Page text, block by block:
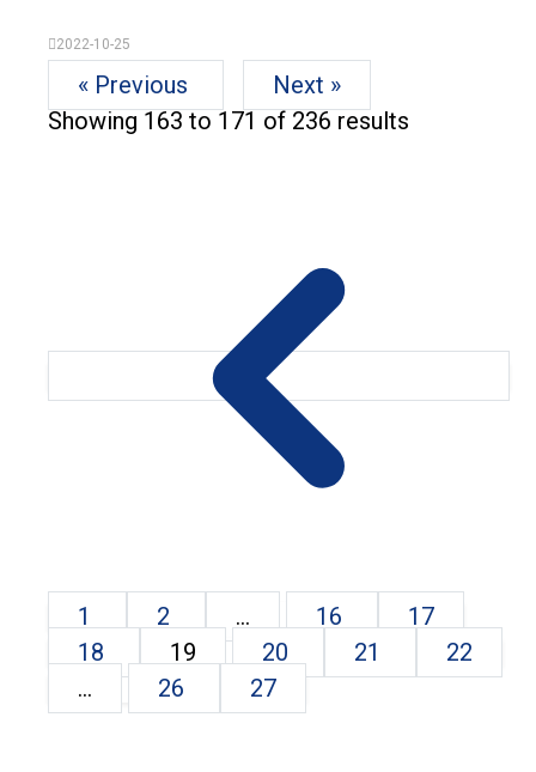
2022-10-25
« Previous
Next »
Showing 163 to 171 of 236 results
1 2 ... 16
17
18
19 20 21
22
...
26 27